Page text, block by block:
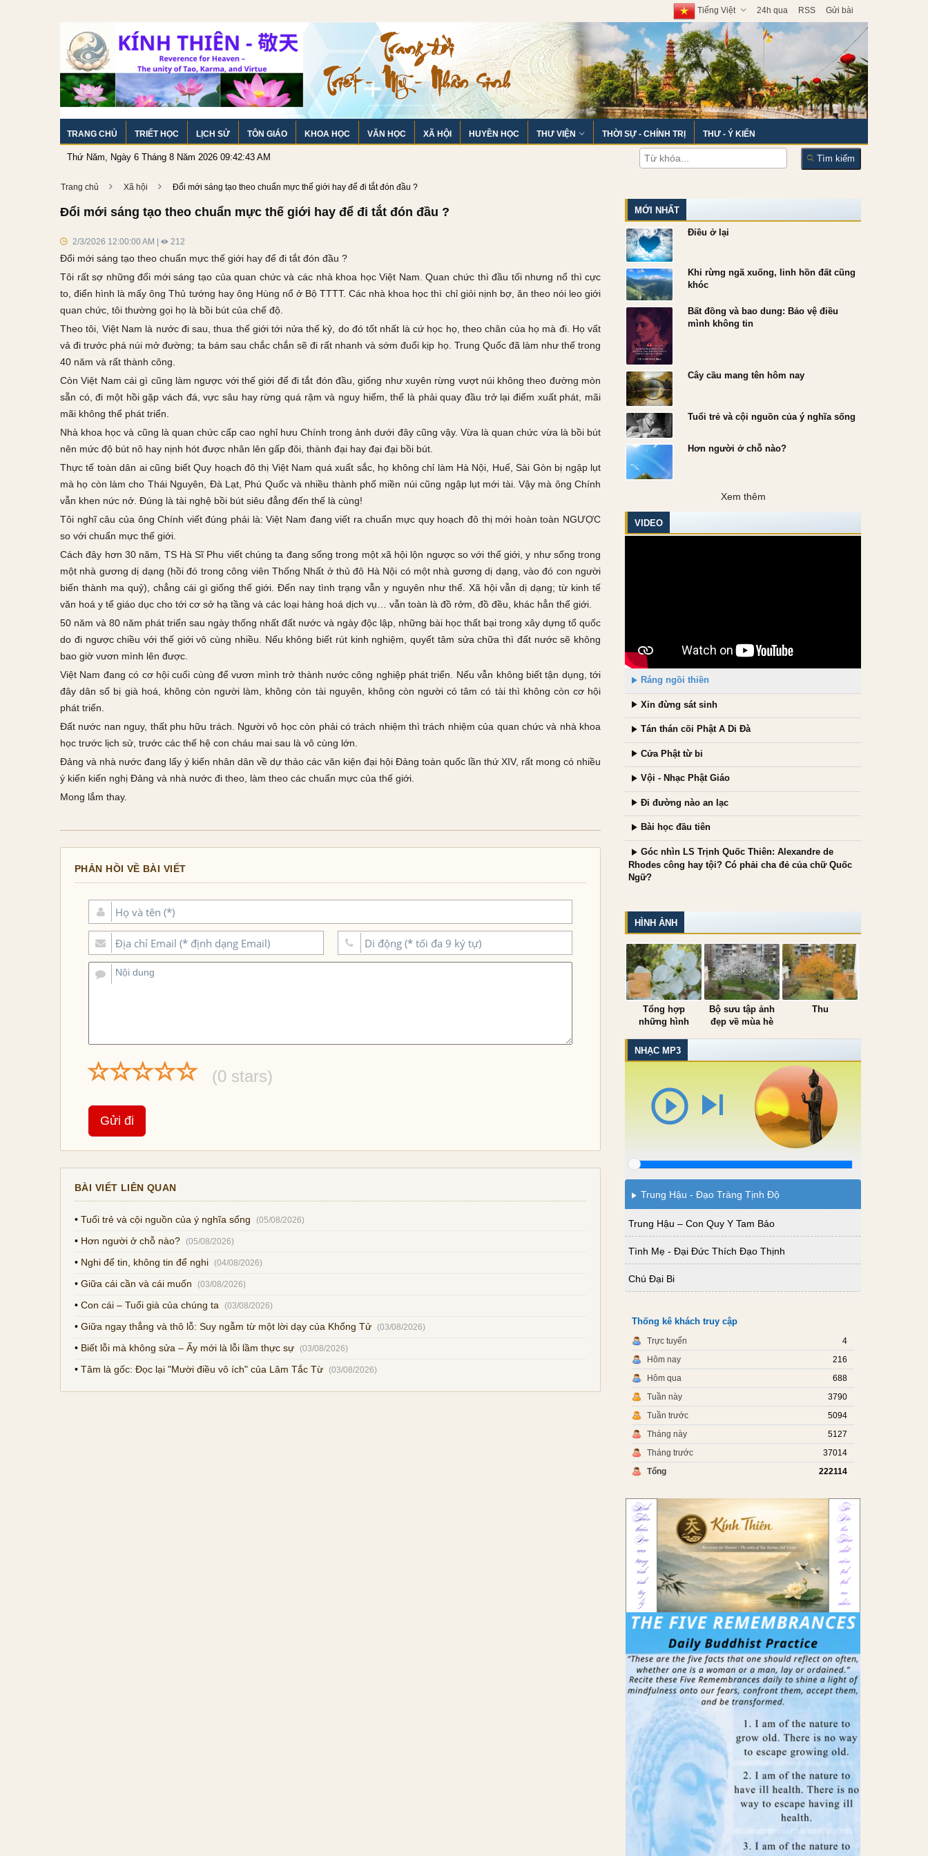
Tiếng Việt 24h qua RSS Gửi bài
TRANG CHỦ TRIẾT HỌC LỊCH SỬ TÔN GIÁO KHOA HỌC VĂN HỌC XÃ HỘI HUYỀN HỌC THƯ VIỆN THỜI SỰ - CHÍNH TRỊ THƯ - Ý KIẾN
Thứ Năm, Ngày 6 Tháng 8 Năm 2026 09:42:44 AM Tìm kiếm
Trang chủ Xã hội Đổi mới sáng tạo theo chuẩn mực thế giới hay để đi tắt đón đầu ?
Đổi mới sáng tạo theo chuẩn mực thế giới hay để đi tắt đón đầu ?
2/3/2026 12:00:00 AM | 212
Đổi mới sáng tạo theo chuẩn mực thế giới hay để đi tắt đón đầu ?
Tôi rất sợ những đổi mới sáng tạo của quan chức và các nhà khoa học Việt Nam. Quan chức thì đầu tối nhưng nổ thì cực
to, điển hình là mấy ông Thủ tướng hay ông Hùng nổ ở Bộ TTTT. Các nhà khoa học thì chỉ giỏi nịnh bợ, ăn theo nói leo giới
quan chức, tôi thường gọi họ là bồi bút của chế độ.
Theo tôi, Việt Nam là nước đi sau, thua thế giới tới nửa thế kỷ, do đó tốt nhất là cứ học họ, theo chân của họ mà đi. Họ vất
vả đi trước phá núi mở đường; ta bám sau chắc chắn sẽ đi rất nhanh và sớm đuổi kịp họ. Trung Quốc đã làm như thế trong
40 năm và rất thành công.
Còn Việt Nam cái gì cũng làm ngược với thế giới để đi tắt đón đầu, giống như xuyên rừng vượt núi không theo đường mòn
sẵn có, đi một hồi gặp vách đá, vực sâu hay rừng quá rậm và nguy hiểm, thế là phải quay đầu trở lại điểm xuất phát, mãi
mãi không thể phát triển.
Nhà khoa học và cũng là quan chức cấp cao nghỉ hưu Chính trong ảnh dưới đây cũng vậy. Vừa là quan chức vừa là bồi bút
nên mức độ bút nô hay nịnh hót được nhân lên gấp đôi, thành đại hay đại đại bồi bút.
Thực tế toàn dân ai cũng biết Quy hoạch đô thị Việt Nam quá xuất sắc, họ không chỉ làm Hà Nội, Huế, Sài Gòn bị ngập lụt
mà họ còn làm cho Thái Nguyên, Đà Lạt, Phú Quốc và nhiều thành phố miền núi cũng ngập lụt mới tài. Vậy mà ông Chính
vẫn khen nức nở. Đúng là tài nghệ bồi bút siêu đẳng đến thế là cùng!
Tôi nghĩ câu của ông Chính viết đúng phải là: Việt Nam đang viết ra chuẩn mực quy hoạch đô thị mới hoàn toàn NGƯỢC
so với chuẩn mực thế giới.
Cách đây hơn 30 năm, TS Hà Sĩ Phu viết chúng ta đang sống trong một xã hội lộn ngược so với thế giới, y như sống trong
một nhà gương dị dạng (hồi đó trong công viên Thống Nhất ở thủ đô Hà Nội có một nhà gương dị dạng, vào đó con người
biến thành ma quỷ), chẳng cái gì giống thế giới. Đến nay tình trạng vẫn y nguyên như thế. Xã hội vẫn dị dạng; từ kinh tế
văn hoá y tế giáo dục cho tới cơ sở hạ tầng và các loại hàng hoá dịch vụ… vẫn toàn là đồ rởm, đồ đều, khác hẳn thế giới.
50 năm và 80 năm phát triển sau ngày thống nhất đất nước và ngày độc lập, những bài học thất bại trong xây dựng tổ quốc
do đi ngược chiều với thế giới vô cùng nhiều. Nếu không biết rút kinh nghiệm, quyết tâm sửa chữa thì đất nước sẽ không
bao giờ vươn mình lên được.
Việt Nam đang có cơ hội cuối cùng để vươn mình trở thành nước công nghiệp phát triển. Nếu vẫn không biết tận dụng, tới
đây dân số bị già hoá, không còn người làm, không còn tài nguyên, không còn người có tâm có tài thì không còn cơ hội
phát triển.
Đất nước nan nguy, thất phu hữu trách. Người vô học còn phải có trách nhiệm thì trách nhiệm của quan chức và nhà khoa
học trước lịch sử, trước các thế hệ con cháu mai sau là vô cùng lớn.
Đảng và nhà nước đang lấy ý kiến nhân dân về dự thảo các văn kiện đại hội Đảng toàn quốc lần thứ XIV, rất mong có nhiều
ý kiến kiến nghị Đảng và nhà nước đi theo, làm theo các chuẩn mực của thế giới.
Mong lắm thay.
PHẢN HỒI VỀ BÀI VIẾT
(0 stars)
BÀI VIẾT LIÊN QUAN
• Tuổi trẻ và cội nguồn của ý nghĩa sống (05/08/2026)
• Hơn người ở chỗ nào? (05/08/2026)
• Nghi để tin, không tin để nghi (04/08/2026)
• Giữa cái cần và cái muốn (03/08/2026)
• Con cái – Tuổi già của chúng ta (03/08/2026)
• Giữa ngay thẳng và thô lỗ: Suy ngẫm từ một lời dạy của Khổng Tử (03/08/2026)
• Biết lỗi mà không sửa – Ấy mới là lỗi lầm thực sự (03/08/2026)
• Tâm là gốc: Đọc lại "Mười điều vô ích" của Lâm Tắc Từ (03/08/2026)
MỚI NHẤT
Điều ở lại
Khi rừng ngã xuống, linh hồn đất cũng
khóc
Bất đồng và bao dung: Bảo vệ điều
mình không tin
Cây cầu mang tên hôm nay
Tuổi trẻ và cội nguồn của ý nghĩa sống
Hơn người ở chỗ nào?
Xem thêm
VIDEO
Ráng ngồi thiền
Xin đừng sát sinh
Tán thán cõi Phật A Di Đà
Cửa Phật từ bi
Vội - Nhạc Phật Giáo
Đi đường nào an lạc
Bài học đầu tiên
Góc nhìn LS Trịnh Quốc Thiên: Alexandre de
Rhodes công hay tội? Có phải cha đẻ của chữ Quốc
Ngữ?
HÌNH ẢNH
Tổng hợp
những hình
đẹp
Bộ sưu tập ảnh
đẹp về mùa hè
Thu
NHẠC MP3
play_circle_outlineskip_next
Trung Hậu - Đạo Tràng Tịnh Độ
Trung Hậu – Con Quy Y Tam Bảo
Tình Mẹ - Đại Đức Thích Đạo Thịnh
Chú Đại Bi
Thống kê khách truy cập
Trực tuyến
4
Hôm nay
216
Hôm qua
688
Tuần này
3790
Tuần trước
5094
Tháng này
5127
Tháng trước
37014
Tổng
222114